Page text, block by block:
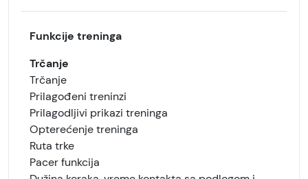
Funkcije treninga
Trčanje
Trčanje
Prilagođeni treninzi
Prilagodljivi prikazi treninga
Opterećenje treninga
Ruta trke
Pacer funkcija